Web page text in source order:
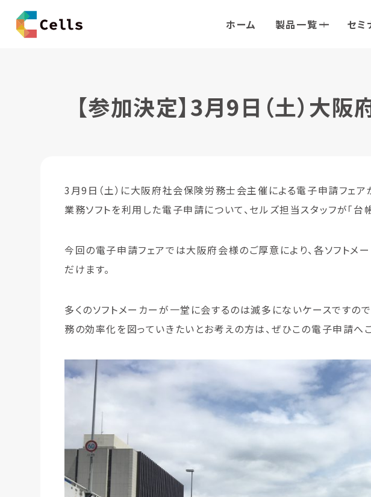
ホーム 製品一覧 セミ
【参加決定】3月9日（土）
3月9日（土）に大阪府社会保険労務士会主催による電子申請フェア
業務ソフトを利用した電子申請について、セルズ担当スタッフが「台
今回の電子申請フェアでは大阪府会様のご厚意により、各ソフト
だけます。
多くのソフトメーカーが一堂に会するのは滅多にないケースですの
務の効率化を図っていきたいとお考えの方は、ぜひこの電子申請へ